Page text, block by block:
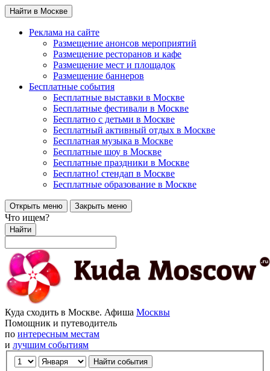
Найти в Москве
Реклама на сайте
Размещение анонсов мероприятий
Размещение ресторанов и кафе
Размещение мест и площадок
Размещение баннеров
Бесплатные события
Бесплатные выставки в Москве
Бесплатные фестивали в Москве
Бесплатно с детьми в Москве
Бесплатный активный отдых в Москве
Бесплатная музыка в Москве
Бесплатные шоу в Москве
Бесплатные праздники в Москве
Бесплатно! стендап в Москве
Бесплатные образование в Москве
Открыть меню Закрыть меню
Что ищем?
Найти
Куда сходить в Москве. Афиша Москвы
Помощник и путеводитель
по интересным местам
и лучшим событиям